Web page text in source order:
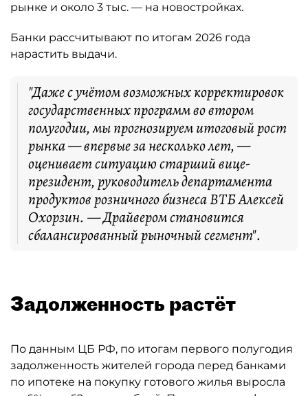
рынке и около 3 тыс. — на новостройках.
Банки рассчитывают по итогам 2026 года
нарастить выдачи.
"Даже с учётом возможных корректировок
государственных программ во втором
полугодии, мы прогнозируем итоговый рост
рынка — впервые за несколько лет, —
оценивает ситуацию старший вице-
президент, руководитель департамента
продуктов розничного бизнеса ВТБ Алексей
Охорзин. — Драйвером становится
сбалансированный рыночный сегмент".
Задолженность растёт
По данным ЦБ РФ, по итогам первого полугодия
задолженность жителей города перед банками
по ипотеке на покупку готового жилья выросла